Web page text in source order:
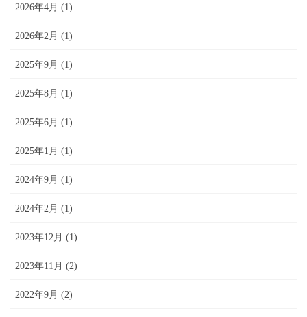
2026年4月 (1)
2026年2月 (1)
2025年9月 (1)
2025年8月 (1)
2025年6月 (1)
2025年1月 (1)
2024年9月 (1)
2024年2月 (1)
2023年12月 (1)
2023年11月 (2)
2022年9月 (2)